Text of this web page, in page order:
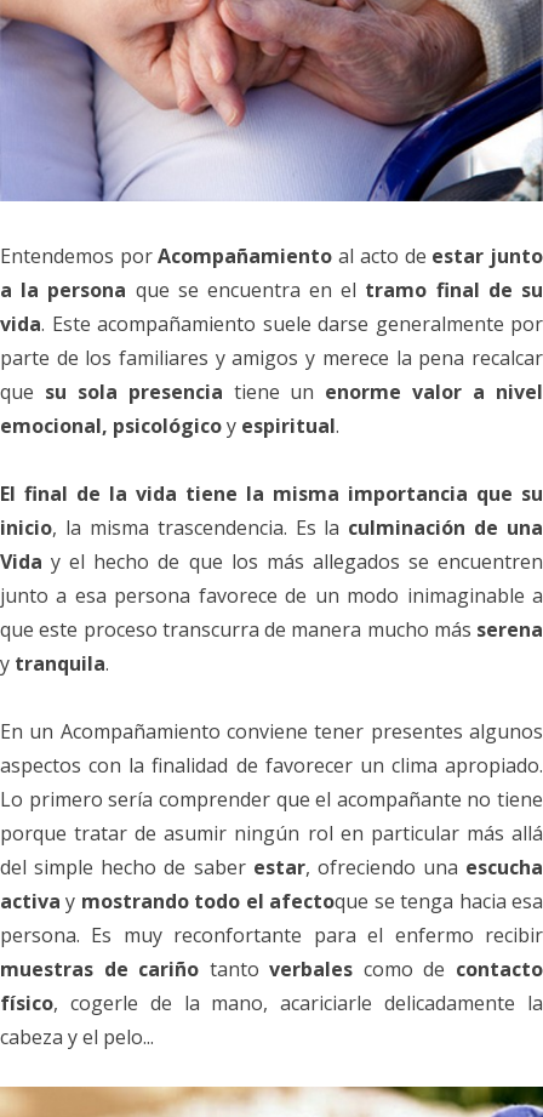
Entendemos porAcompañamiento al acto de estar junto
a la persona que se encuentra en el tramo final de su
vida. Este acompañamiento suele darse generalmente por
parte de los familiares y amigos y merece la pena recalcar
que su sola presencia tiene un enorme valor a nivel
emocional, psicológicoy espiritual.
El final de la vida tiene la misma importancia que su
inicio, la misma trascendencia. Es la culminación de una
Vida y el hecho de que los más allegados se encuentren
junto a esa persona favorece de un modo inimaginable a
que este proceso transcurra de manera mucho más serena
y tranquila.
En un Acompañamiento conviene tener presentes algunos
aspectos con la finalidad de favorecer un clima apropiado.
Lo primero sería comprender que el acompañante no tiene
porque tratar de asumir ningún rol en particular más allá
del simple hecho de saber estar, ofreciendo una escucha
activay mostrando todo el afectoque se tenga hacia esa
persona. Es muy reconfortante para el enfermo recibir
muestras de cariño tantoverbales como de contacto
físico, cogerle de la mano, acariciarle delicadamente la
cabeza y el pelo...